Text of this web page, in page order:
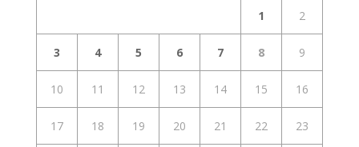
1 2
3 4 5 6 7 8 9
10 11 12 13 14 15 16
17 18 19 20 21 22 23